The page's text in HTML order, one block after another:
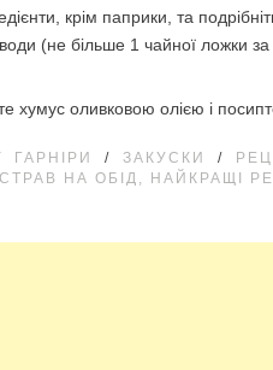
крім паприки, та
(не більше 1 чайної ложки за
хумус оливковою олією і
ГАРНІРИ / ЗАКУСКИ /
НА ОБІД, НАЙКРАЩІ